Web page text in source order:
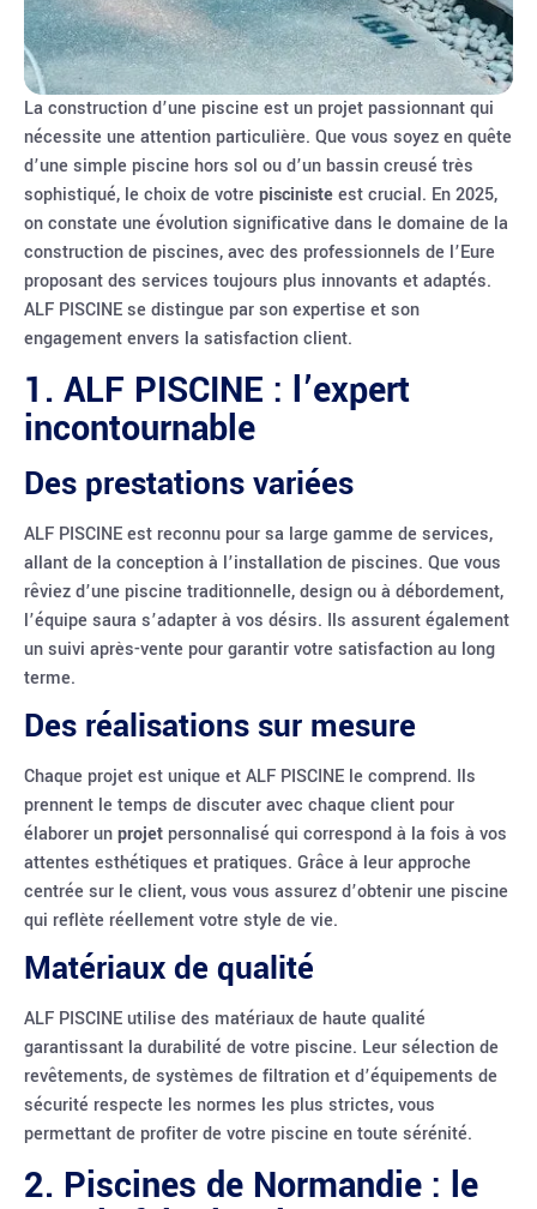
La construction d’une piscine est un projet passionnant qui
nécessite une attention particulière. Que vous soyez en quête
d’une simple piscine hors sol ou d’un bassin creusé très
sophistiqué, le choix de votre piscinisteest crucial. En 2025,
on constate une évolution significative dans le domaine de la
construction de piscines, avec des professionnels de l’Eure
proposant des services toujours plus innovants et adaptés.
ALF PISCINE se distingue par son expertise et son
engagement envers la satisfaction client.
1. ALF PISCINE : l’expert
incontournable
Des prestations variées
ALF PISCINE est reconnu pour sa large gamme de services,
allant de la conception à l’installation de piscines. Que vous
rêviez d’une piscine traditionnelle, design ou à débordement,
l’équipe saura s’adapter à vos désirs. Ils assurent également
un suivi après-vente pour garantir votre satisfaction au long
terme.
Des réalisations sur mesure
Chaque projet est unique et ALF PISCINE le comprend. Ils
prennent le temps de discuter avec chaque client pour
élaborer unprojet personnalisé qui correspond à la fois à vos
attentes esthétiques et pratiques. Grâce à leur approche
centrée sur le client, vous vous assurez d’obtenir une piscine
qui reflète réellement votre style de vie.
Matériaux de qualité
ALF PISCINE utilise des matériaux de haute qualité
garantissant la durabilité de votre piscine. Leur sélection de
revêtements, de systèmes de filtration et d’équipements de
sécurité respecte les normes les plus strictes, vous
permettant de profiter de votre piscine en toute sérénité.
2. Piscines de Normandie : le